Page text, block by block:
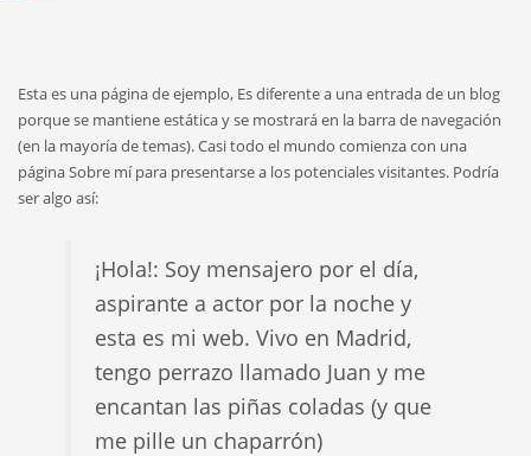
Esta es una página de ejemplo, Es diferente a una entrada de un blog
porque se mantiene estática y se mostrará en la barra de navegación
(en la mayoría de temas). Casi todo el mundo comienza con una
página Sobre mí para presentarse a los potenciales visitantes. Podría
ser algo así:
¡Hola!: Soy mensajero por el día,
aspirante a actor por la noche y
esta es mi web. Vivo en Madrid,
tengo perrazo llamado Juan y me
encantan las piñas coladas (y que
me pille un chaparrón)